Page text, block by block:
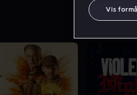
Vis formål